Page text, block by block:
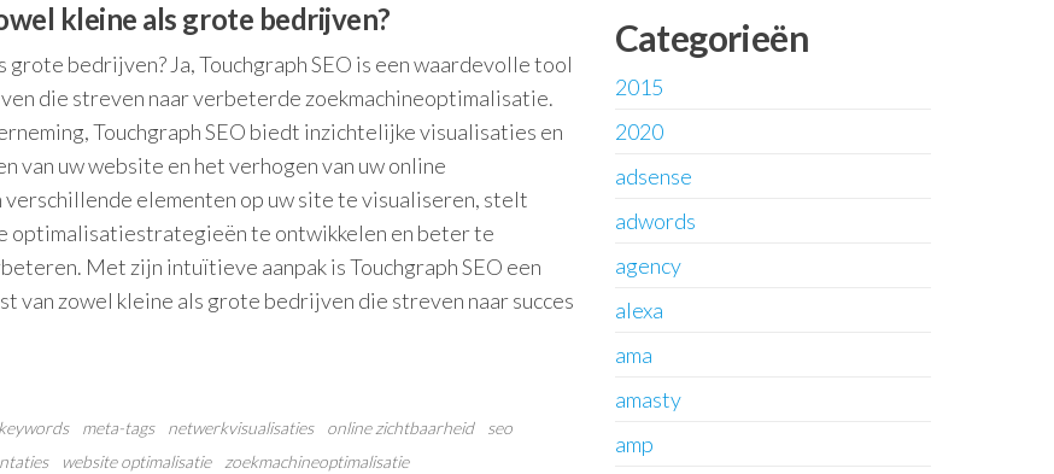
kleine als grote bedrijven?
grote bedrijven? Ja, Touchgraph SEO is een waardevolle tool
die streven naar verbeterde zoekmachineoptimalisatie.
Touchgraph SEO biedt inzichtelijke visualisaties en
van uw website en het verhogen van uw online
elementen op uw site te visualiseren, stelt
optimalisatiestrategieën te ontwikkelen en beter te
Met zijn intuïtieve aanpak is Touchgraph SEO een
van zowel kleine als grote bedrijven die streven naar succes
keywords meta-tags netwerkvisualisaties online zichtbaarheid
seo
website optimalisatie zoekmachineoptimalisatie
Categorieën
2015
2020
adsense
adwords
agency
alexa
ama
amasty
amp